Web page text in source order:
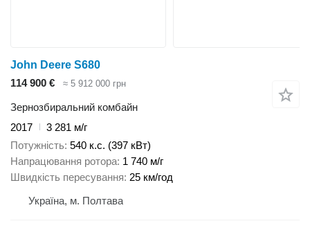
John Deere S680
114 900 €
≈ 5 912 000 грн
Зернозбиральний комбайн
2017
3 281 м/г
Потужність 540 к.с. (397 кВт)
Напрацювання ротора 1 740 м/г
Швидкість пересування 25 км/год
Україна, м. Полтава